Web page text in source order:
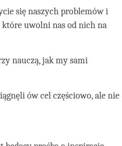
się naszych problemów i
które uwolni nas od nich na
nauczą, jak my sami
ów cel częściowo, ale nie